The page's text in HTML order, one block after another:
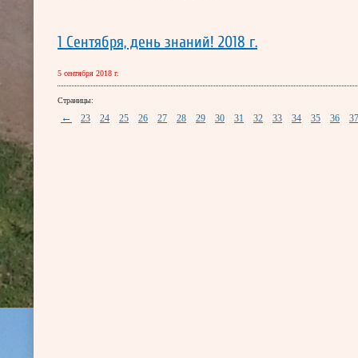
1 Сентября, день знаний! 2018 г.
5 сентября 2018 г.
Страницы:
← 23 24 25 26 27 28 29 30 31 32 33 34 35 36 37